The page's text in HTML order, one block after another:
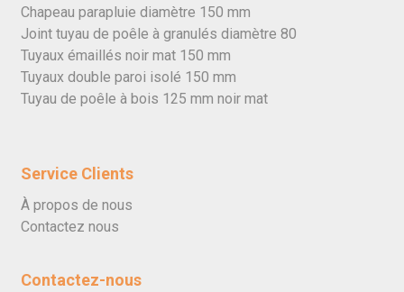
Chapeau parapluie diamètre 150 mm
Joint tuyau de poêle à granulés diamètre 80
Tuyaux émaillés noir mat 150 mm
Tuyaux double paroi isolé 150 mm
Tuyau de poêle à bois 125 mm noir mat
Service Clients
À propos de nous
Contactez nous
Contactez-nous